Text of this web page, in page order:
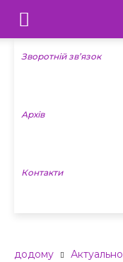
Телебачення
«Капрі»
Новини
Зворотній зв’язок
Архів
Контакти
додому Актуально